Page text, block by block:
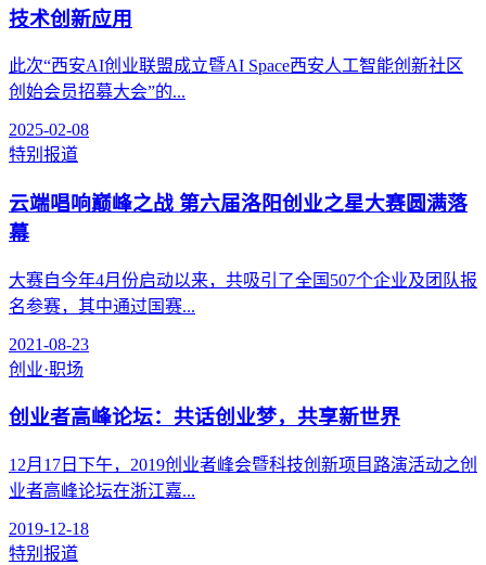
技术创新应用
此次“西安AI创业联盟成立暨AI Space西安人工智能创新社区
创始会员招募大会”的...
2025-02-08
特别报道
云端唱响巅峰之战 第六届洛阳创业之星大赛圆满落
幕
大赛自今年4月份启动以来，共吸引了全国507个企业及团队报
名参赛，其中通过国赛...
2021-08-23
创业·职场
创业者高峰论坛：共话创业梦，共享新世界
12月17日下午，2019创业者峰会暨科技创新项目路演活动之创
业者高峰论坛在浙江嘉...
2019-12-18
特别报道